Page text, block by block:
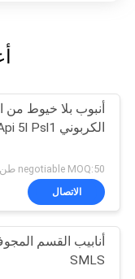
أنبوب بلا خيوط من
الكربوني Api 5l Psl1
negotiable MOQ:50 طن
الاتصال
SMLS